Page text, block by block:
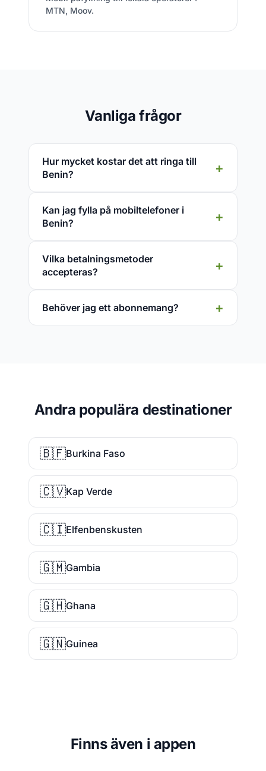
MTN, Moov.
Vanliga frågor
Hur mycket kostar det att ringa till
Benin?
Kan jag fylla på mobiltelefoner i
Benin?
Vilka betalningsmetoder
accepteras?
Behöver jag ett abonnemang?
Andra populära destinationer
🇧🇫Burkina Faso
🇨🇻Kap Verde
🇨🇮Elfenbenskusten
🇬🇲Gambia
🇬🇭Ghana
🇬🇳Guinea
Finns även i appen